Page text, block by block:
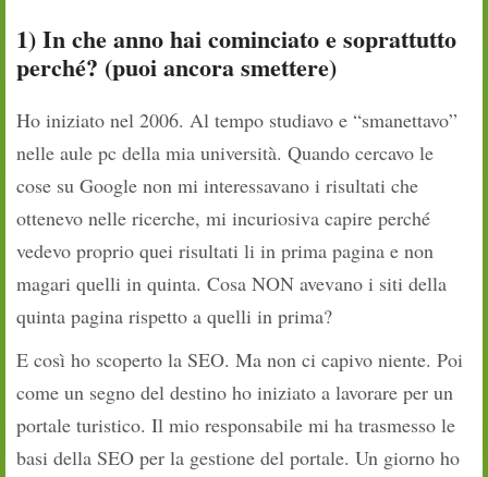
1) In che anno hai cominciato e soprattutto
perché? (puoi ancora smettere)
Ho iniziato nel 2006. Al tempo studiavo e “smanettavo”
nelle aule pc della mia università. Quando cercavo le
cose su Google non mi interessavano i risultati che
ottenevo nelle ricerche, mi incuriosiva capire perché
vedevo proprio quei risultati li in prima pagina e non
magari quelli in quinta. Cosa NON avevano i siti della
quinta pagina rispetto a quelli in prima?
E così ho scoperto la SEO. Ma non ci capivo niente. Poi
come un segno del destino ho iniziato a lavorare per un
portale turistico. Il mio responsabile mi ha trasmesso le
basi della SEO per la gestione del portale. Un giorno ho